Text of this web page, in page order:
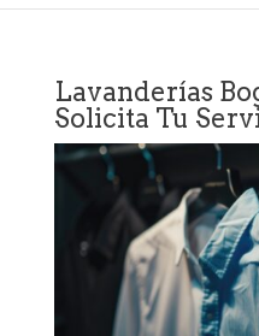
Lavanderías
Solicita Tu